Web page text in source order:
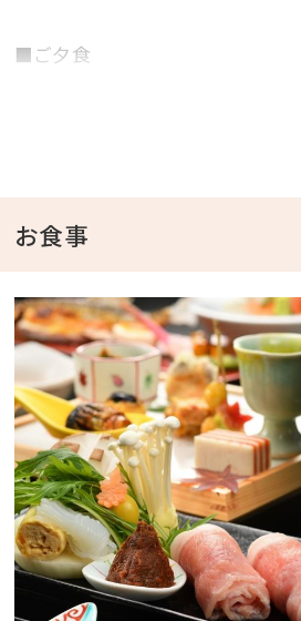
■ご夕食
す。
■ご朝食
こだわり食材の和洋バイキング朝
地元ならではの食材・新庄あべ
山形牛すじ朝カレー、毎朝焼きあ
板前の玉子焼きが人気です！
■温泉
当館自慢！温泉かけ流しの大浴
お湯は
身体の芯から温まります。泉質
お食事